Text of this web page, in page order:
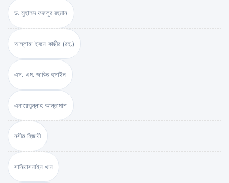
ড. মুহাম্মদ ফজলুর রহমান
আল্লামা ইবনে কাছীর (রহ.)
এস. এম. জাকির হুসাইন
এনায়েতুল্লাহ আল্‌তামাশ
নসীম হিজাযী
সানিয়াসনাইন খান